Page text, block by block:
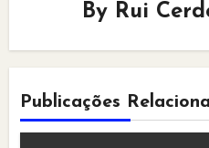
By Rui
Publicações